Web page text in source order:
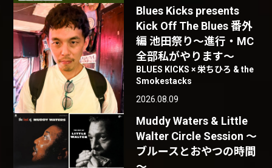
Blues Kicks presents
Kick Off The Blues 番外
編 池田祭り〜進行・MC
全部私がやります〜
BLUES KICKS × 栄ちひろ & the
Smokestacks
2026.08.09
Muddy Waters & Little
Walter Circle Session ～
ブルースとおやつの時間